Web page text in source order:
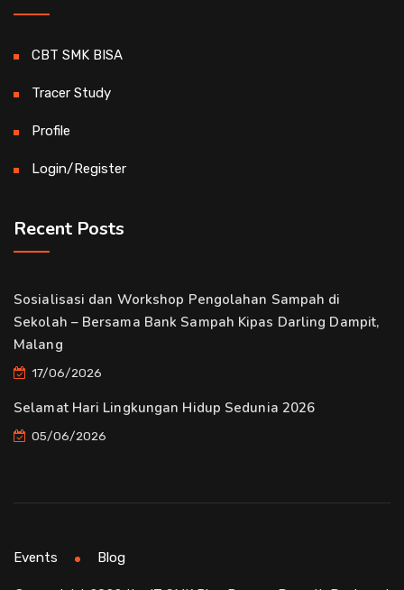
CBT SMK BISA
Tracer Study
Profile
Login/Register
Recent Posts
Sosialisasi dan Workshop Pengolahan Sampah di
Sekolah – Bersama Bank Sampah Kipas Darling Dampit,
Malang
17/06/2026
Selamat Hari Lingkungan Hidup Sedunia 2026
05/06/2026
Events Blog